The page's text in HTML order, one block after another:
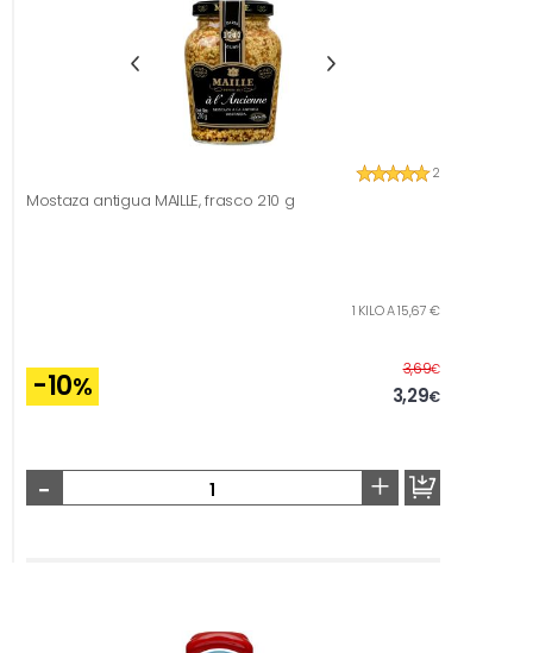
2
Mostaza antigua MAILLE, frasco 210 g
1 KILO A 15,67 €
-10%
3,69€Before
3,29€
- +